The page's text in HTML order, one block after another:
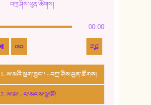
བཀྲ་ཤིས་ཕུན་ཚོགས།
00:00
1. ཨ་མའི་ཕྱག་ཟུང་། - བཀྲ་ཤིས་ཕུན་ཚོགས།
2. ཨ་མ། - པ་སངས་ལྷ་མོ།